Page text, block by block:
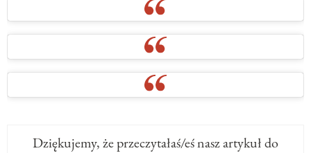
Dziękujemy, że przeczytałaś/eś nasz artykuł do